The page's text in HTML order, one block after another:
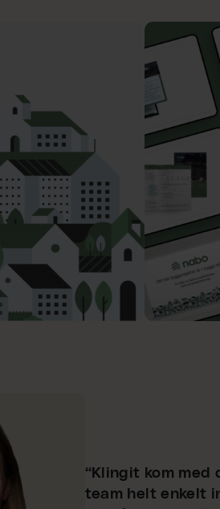
“Klingit kom med
team helt enkelt